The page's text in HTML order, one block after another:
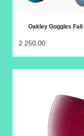
Oakley Goggles
2 250,00